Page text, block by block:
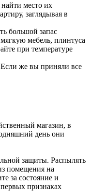
место их
заглядывая в
большой запас
мебель, плинтуса
при температуре
Если же вы приняли все
магазин, в
день они
защиты. Распылять
помещения на
за состояние и
признаках